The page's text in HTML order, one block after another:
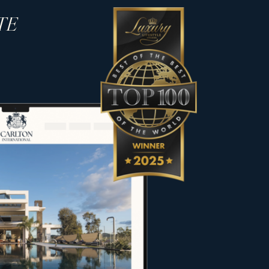
carácter único para satisfacer
vendedores y propietarios en